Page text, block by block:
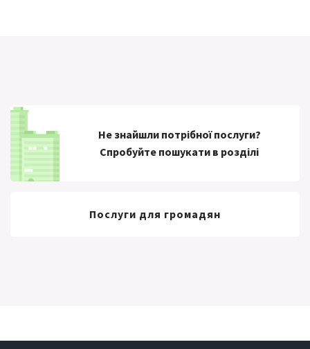
Не знайшли потрібної послуги?
Спробуйте пошукати в розділі
Послуги для громадян